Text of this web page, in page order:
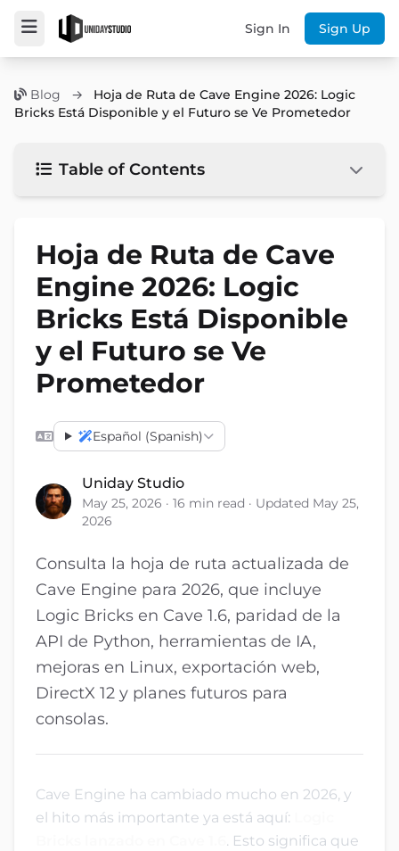
Sign In Sign Up
Blog →
Hoja de Ruta de Cave Engine 2026: Logic
Bricks Está Disponible y el Futuro se Ve Prometedor
Table of Contents
Hoja de Ruta de Cave
Engine 2026: Logic
Bricks Está Disponible
y el Futuro se Ve
Prometedor
Español (Spanish)
Uniday Studio
May 25, 2026 · 16 min read · Updated May 25,
2026
Consulta la hoja de ruta actualizada de
Cave Engine para 2026, que incluye
Logic Bricks en Cave 1.6, paridad de la
API de Python, herramientas de IA,
mejoras en Linux, exportación web,
DirectX 12 y planes futuros para
consolas.
Cave Engine ha cambiado mucho en 2026, y
el hito más importante ya está aquí:
. Esto significa que